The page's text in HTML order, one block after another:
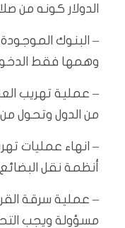
الدولار كونه من
– البنوك
وهمها فقط
– عملية تهريب
من الدول وتحول
– انهاء عمليات
أنظمة نقل
– عملية سرقة
مسؤولة ويجب